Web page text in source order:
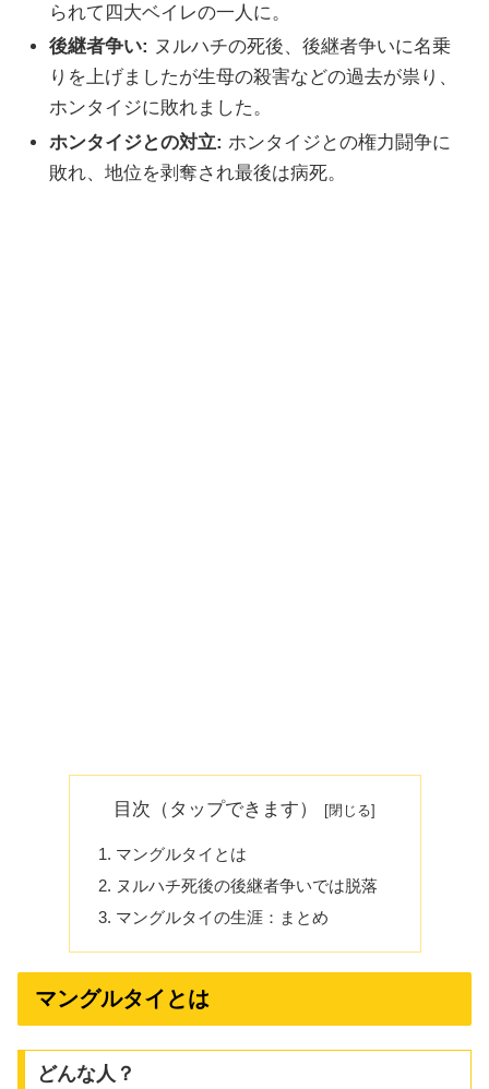
られて四大ベイレの一人に。
後継者争い: ヌルハチの死後、後継者争いに名乗
りを上げましたが生母の殺害などの過去が祟り、
ホンタイジに敗れました。
ホンタイジとの対立: ホンタイジとの権力闘争に
敗れ、地位を剥奪され最後は病死。
目次（タップできます）
マングルタイとは
ヌルハチ死後の後継者争いでは脱落
マングルタイの生涯：まとめ
マングルタイとは
どんな人？